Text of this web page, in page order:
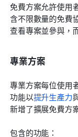
免費方案允許使用
含不限數量的免費
查看專案並參與，
專業方案
專業方案每位使用
功能以提升生產力
新增了擴展免費方
包含的功能：